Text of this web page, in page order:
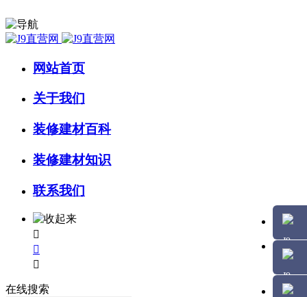
网站首页
关于我们
装修建材百科
装修建材知识
联系我们



在线搜索